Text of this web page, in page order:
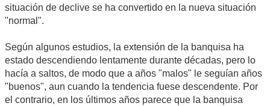
situación de declive se ha convertido en la nueva situación
"normal".
Según algunos estudios, la extensión de la banquisa ha
estado descendiendo lentamente durante décadas, pero lo
hacía a saltos, de modo que a años "malos" le seguían años
"buenos", aun cuando la tendencia fuese descendente. Por
el contrario, en los últimos años parece que la banquisa